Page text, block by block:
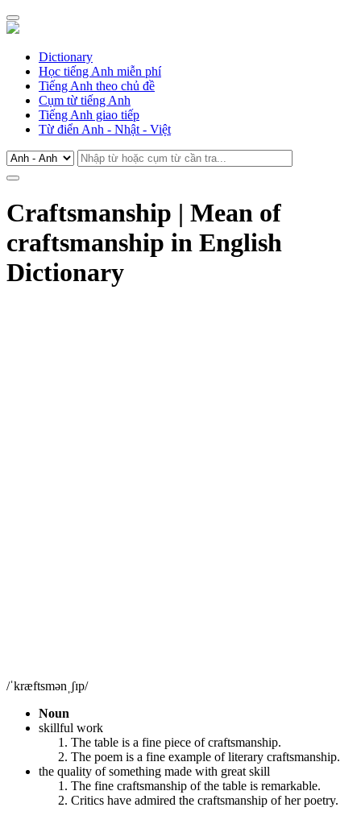
Dictionary
Học tiếng Anh miễn phí
Tiếng Anh theo chủ đề
Cụm từ tiếng Anh
Tiếng Anh giao tiếp
Từ điển Anh - Nhật - Việt
Craftsmanship | Mean of
craftsmanship in English
Dictionary
/ˈkræftsmənˌʃɪp/
Noun
skillful work
The table is a fine piece of craftsmanship.
The poem is a fine example of literary craftsmanship.
the quality of something made with great skill
The fine craftsmanship of the table is remarkable.
Critics have admired the craftsmanship of her poetry.